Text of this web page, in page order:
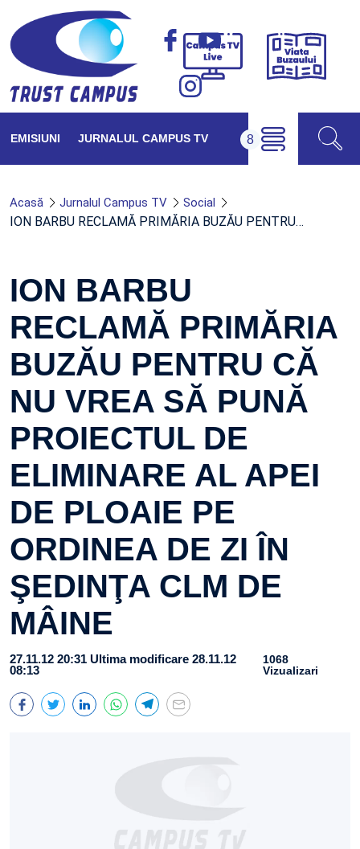
Campus
Viața
EMISIUNI JURNALUL CAMPUS TV
Acasă Jurnalul Campus TV Social
ION BARBU RECLAMĂ PRIMĂRIA BUZĂU PENTRU…
ION BARBU
RECLAMĂ PRIMĂRIA
BUZĂU PENTRU CĂ
NU VREA SĂ PUNĂ
PROIECTUL DE
ELIMINARE AL APEI
DE PLOAIE PE
ORDINEA DE ZI ÎN
ŞEDINŢA CLM DE
MÂINE
27.11.12 20:31 Ultima modificare 28.11.12
08:13
1068
Vizualizari